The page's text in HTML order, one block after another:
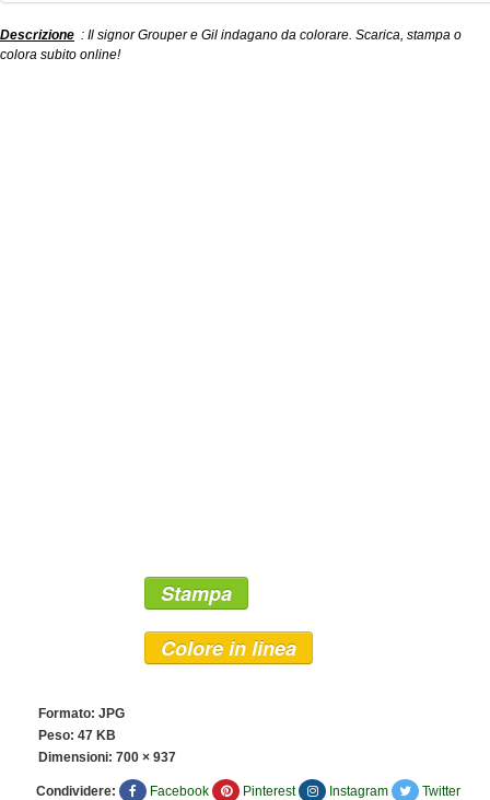
Descrizione : Il signor Grouper e Gil indagano da colorare. Scarica, stampa o
colora subito online!
Stampa
Colore in linea
Formato: JPG
Peso: 47 KB
Dimensioni: 700 × 937
Condividere: Facebook Pinterest Instagram Twitter